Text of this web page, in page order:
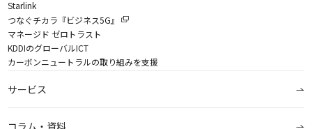
Starlink
つなぐチカラ『ビジネス5G』
マネージド ゼロトラスト
KDDIのグローバルICT
カーボンニュートラルの取り組みを支援
サービス
コラム・資料